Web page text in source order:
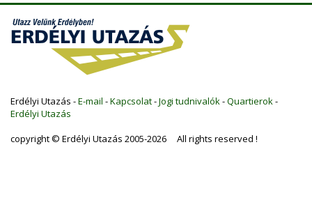
Erdélyi Utazás -E-mail -Kapcsolat-Jogi tudnivalók -Quartierok -
Erdélyi Utazás
copyright © Erdélyi Utazás 2005-2026 All rights reserved !